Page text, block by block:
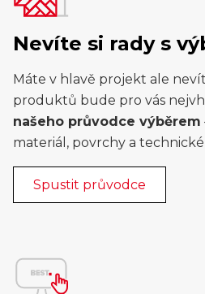
Nevíte si rady s
Máte v hlavě projekt ale
produktů bude pro vás
našeho průvodce výběrem
materiál, povrchy a
Spustit průvodce